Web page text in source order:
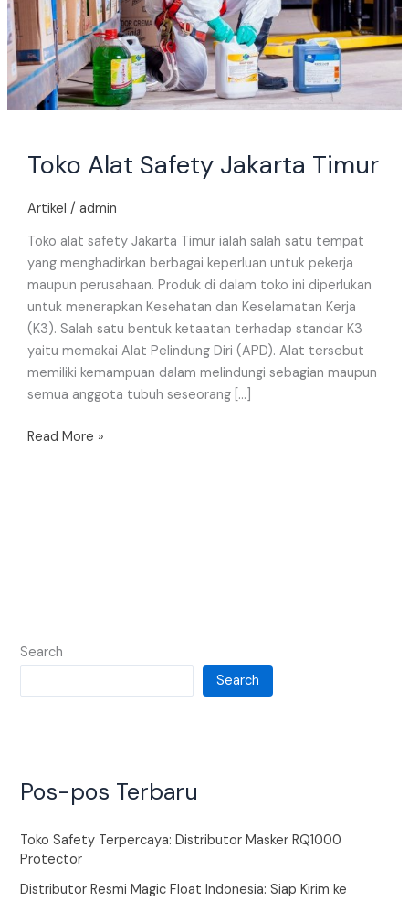
Toko Alat Safety Jakarta Timur
Artikel / admin
Toko alat safety Jakarta Timur ialah salah satu tempat
yang menghadirkan berbagai keperluan untuk pekerja
maupun perusahaan. Produk di dalam toko ini diperlukan
untuk menerapkan Kesehatan dan Keselamatan Kerja
(K3). Salah satu bentuk ketaatan terhadap standar K3
yaitu memakai Alat Pelindung Diri (APD). Alat tersebut
memiliki kemampuan dalam melindungi sebagian maupun
semua anggota tubuh seseorang […]
Read More »
Search
Search
Pos-pos Terbaru
Toko Safety Terpercaya: Distributor Masker RQ1000
Protector
Distributor Resmi Magic Float Indonesia: Siap Kirim ke